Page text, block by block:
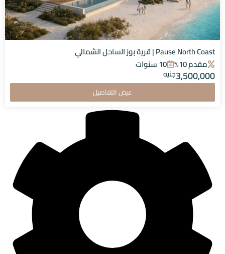
Pause North Coast | قرية بوز الساحل الشمالي
مقدم 10%
10 سنوات
3,500,000جنيه
عرض التفاصيل